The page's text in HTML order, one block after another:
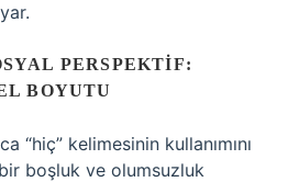
PERSPEKTIF:
BOYUTU
“hiç” kelimesinin kullanımını
boşluk ve olumsuzluk